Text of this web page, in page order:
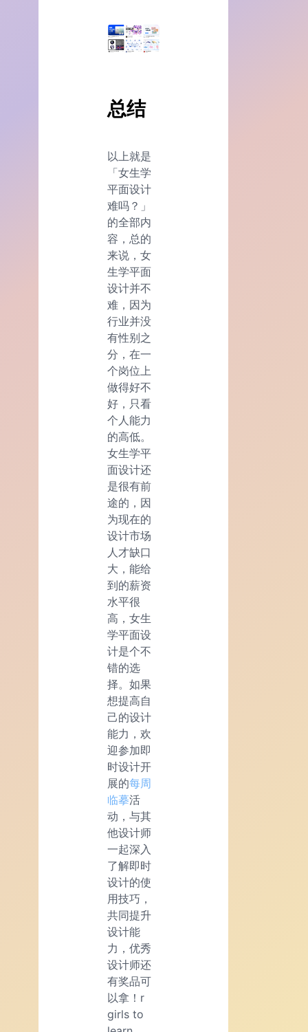
总结
以上就是
「女生学
平面设计
难吗？」
的全部内
容，总的
来说，女
生学平面
设计并不
难，因为
行业并没
有性别之
分，在一
个岗位上
做得好不
好，只看
个人能力
的高低。
女生学平
面设计还
是很有前
途的，因
为现在的
设计市场
人才缺口
大，能给
到的薪资
水平很
高，女生
学平面设
计是个不
错的选
择。如果
想提高自
己的设计
能力，欢
迎参加即
时设计开
展的每周
临摹活
动，与其
他设计师
一起深入
了解即时
设计的使
用技巧，
共同提升
设计能
力，优秀
设计师还
有奖品可
以拿！r
girls to